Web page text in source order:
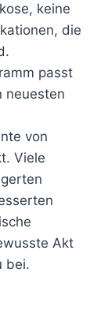
keine
die
passt
neuesten
von
Viele
Akt
bei.